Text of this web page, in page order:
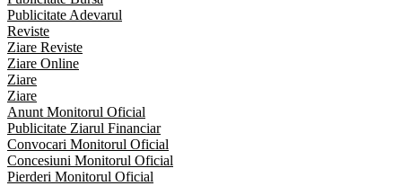
Publicitate Adevarul
Reviste
Ziare Reviste
Ziare Online
Ziare
Ziare
Anunt Monitorul Oficial
Publicitate Ziarul Financiar
Convocari Monitorul Oficial
Concesiuni Monitorul Oficial
Pierderi Monitorul Oficial